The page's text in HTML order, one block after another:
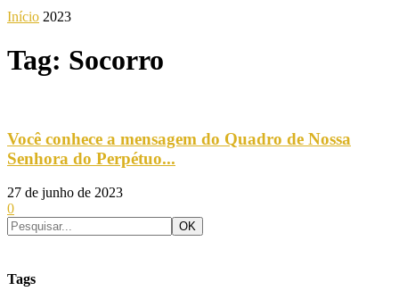
Início 2023
Tag: Socorro
Você conhece a mensagem do Quadro de Nossa
Senhora do Perpétuo...
27 de junho de 2023
0
Tags